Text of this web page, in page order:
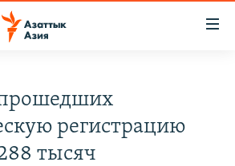
регистрацию
тысяч